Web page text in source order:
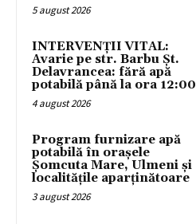
5 august 2026
INTERVENȚII VITAL:
Avarie pe str. Barbu Șt.
Delavrancea: fără apă
potabilă până la ora 12:00
4 august 2026
Program furnizare apă
potabilă în orașele
Șomcuta Mare, Ulmeni și
localitățile aparținătoare
3 august 2026